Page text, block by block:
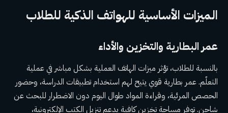
الميزات الأساسية للهواتف الذكية للطلاب
عمر البطارية والتخزين والأداء
بالنسبة للطلاب، تؤثر ميزات الهاتف العملية بشكل مباشر في عملية
التعلّم. عمر بطارية قوي يتيح لهم استخدام تطبيقات الدراسة، وحضور
الحصص المرئية، وقراءة المواد طوال اليوم دون الاضطرار للبحث عن
شاحن. توفر مساحة تخزين كافية يدعم تنزيل الكتب الإلكترونية،